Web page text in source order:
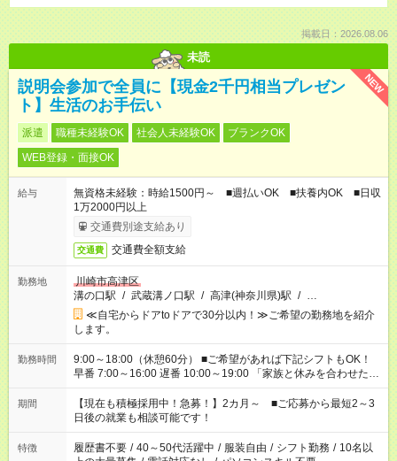
掲載日：2026.08.06
未読
NEW
説明会参加で全員に【現金2千円相当プレゼン
ト】生活のお手伝い
派遣 職種未経験OK 社会人未経験OK
ブランクOK
WEB登録・面接OK
給与
無資格未経験：時給1500円～ ■週払いOK ■扶養内OK ■日収
1万2000円以上
交通費別途支給あり
交通費 交通費全額支給
勤務地
川崎市高津区
溝の口駅 / 武蔵溝ノ口駅 / 高津(神奈川県)駅 / …
≪自宅からドアtoドアで30分以内！≫ご希望の勤務地を紹介
します。
勤務時間
9:00～18:00（休憩60分） ■ご希望があれば下記シフトもOK！
早番 7:00～16:00 遅番 10:00～19:00 「家族と休みを合わせた
い」 「余裕を持って夕飯の準備がしたい」 「できれば残業はし
たくない」 など、ご希望を教えてくださいね。 ※Wワーク希望
の方へ 今ご覧のお仕事で希望する勤務時間と、もう1つのお仕事
の勤務時間。 合計で週40時間を超える場合は応募できません。
期間
【現在も積極採用中！急募！】2カ月～ ■ご応募から最短2～3
日後の就業も相談可能です！
特徴 履歴書不要 / 40～50代活躍中 / 服装自由 / シフト勤務 / 10名以